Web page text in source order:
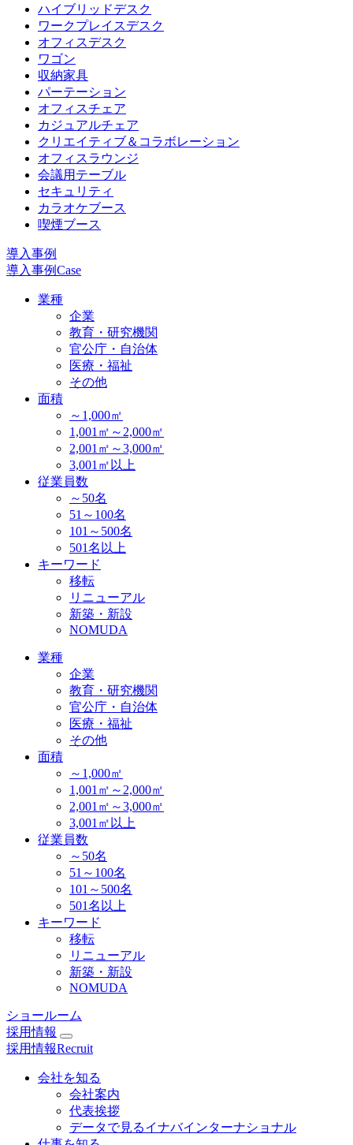
ハイブリッドデスク
ワークプレイスデスク
オフィスデスク
ワゴン
収納家具
パーテーション
オフィスチェア
カジュアルチェア
クリエイティブ＆コラボレーション
オフィスラウンジ
会議用テーブル
セキュリティ
カラオケブース
喫煙ブース
導入事例
導入事例Case
業種
企業
教育・研究機関
官公庁・自治体
医療・福祉
その他
面積
～1,000㎡
1,001㎡～2,000㎡
2,001㎡～3,000㎡
3,001㎡以上
従業員数
～50名
51～100名
101～500名
501名以上
キーワード
移転
リニューアル
新築・新設
NOMUDA
業種
企業
教育・研究機関
官公庁・自治体
医療・福祉
その他
面積
～1,000㎡
1,001㎡～2,000㎡
2,001㎡～3,000㎡
3,001㎡以上
従業員数
～50名
51～100名
101～500名
501名以上
キーワード
移転
リニューアル
新築・新設
NOMUDA
ショールーム
採用情報
採用情報Recruit
会社を知る
会社案内
代表挨拶
データで見るイナバインターナショナル